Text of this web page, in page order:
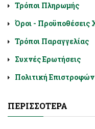
Τρόποι Πληρωμής
Όροι - Προϋποθέσεις
Τρόποι Παραγγελίας
Συχνές Ερωτήσεις
Πολιτική
ΠΕΡΙΣΣΌΤΕΡΑ